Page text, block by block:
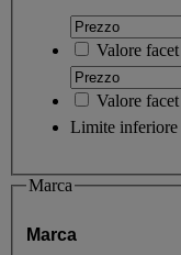
Valore facet
Valore facet
Limite inferiore
Marca
Marca